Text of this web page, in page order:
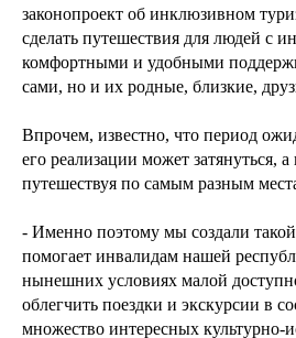
законопроект об инклюзивном
сделать путешествия для людей с
комфортными и удобными
сами, но и их родные, близкие,
Впрочем, известно, что период
его реализации может затянуться,
путешествуя по самым разным
- Именно поэтому мы создали
помогает инвалидам нашей
нынешних условиях малой
облегчить поездки и экскурсии в
множество интересных культурно-